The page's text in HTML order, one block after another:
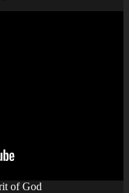
of God